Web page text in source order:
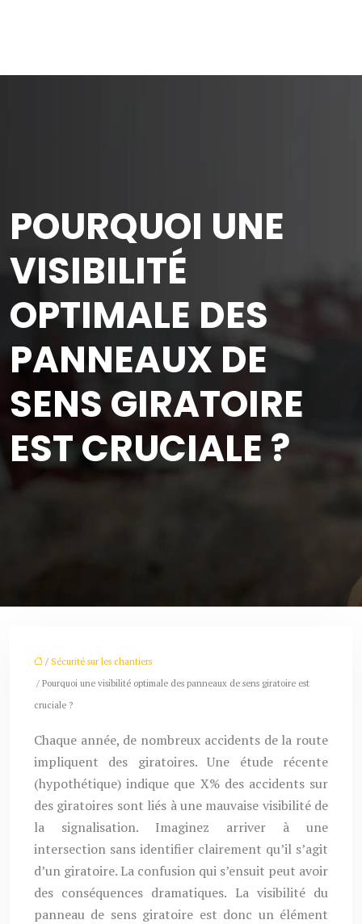
POURQUOI UNE
VISIBILITÉ
OPTIMALE DES
PANNEAUX DE
SENS GIRATOIRE
EST CRUCIALE ?
/ Sécurité sur les chantiers
/ Pourquoi une visibilité optimale des panneaux de sens giratoire est
cruciale ?
Chaque année, de nombreux accidents de la route
impliquent des giratoires. Une étude récente
(hypothétique) indique que X% des accidents sur
des giratoires sont liés à une mauvaise visibilité de
la signalisation. Imaginez arriver à une
intersection sans identifier clairement qu’il s’agit
d’un giratoire. La confusion qui s’ensuit peut avoir
des conséquences dramatiques. La visibilité du
panneau de sens giratoire est donc un élément